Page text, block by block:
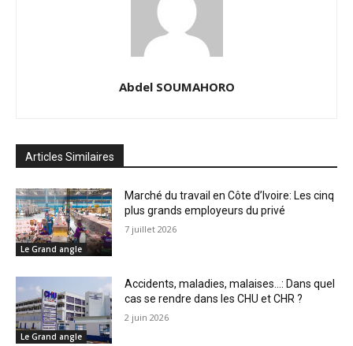
Abdel SOUMAHORO
Articles Similaires
Le Grand angle
Marché du travail en Côte d’Ivoire: Les cinq
plus grands employeurs du privé
7 juillet 2026
Le Grand angle
Accidents, maladies, malaises…: Dans quel
cas se rendre dans les CHU et CHR ?
2 juin 2026